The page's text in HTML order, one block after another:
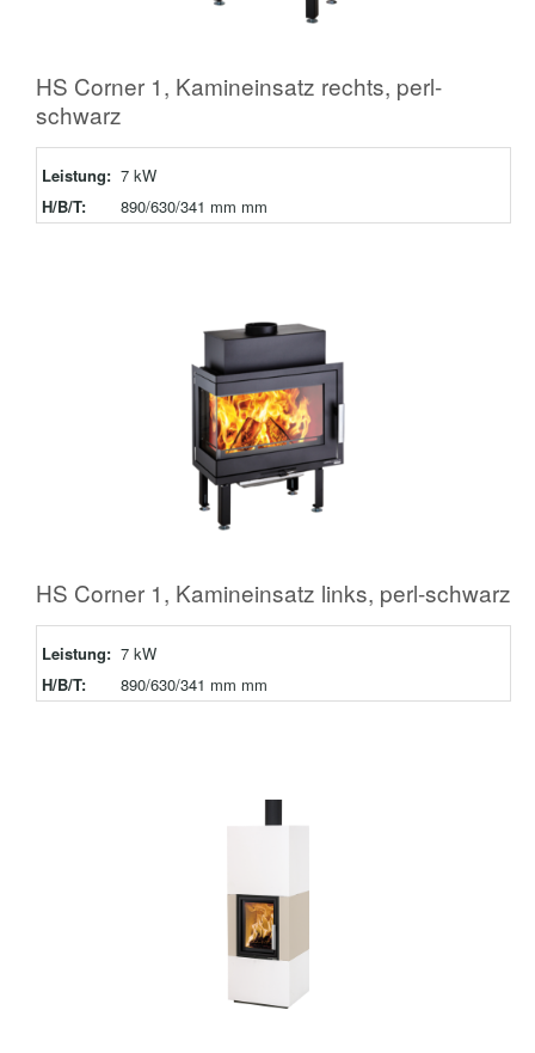
HS Corner 1, Kamineinsatz rechts, perl-
schwarz
Leistung: 7 kW
H/B/T:
890/630/341 mm mm
HS Corner 1, Kamineinsatz links, perl-schwarz
Leistung: 7 kW
H/B/T:
890/630/341 mm mm